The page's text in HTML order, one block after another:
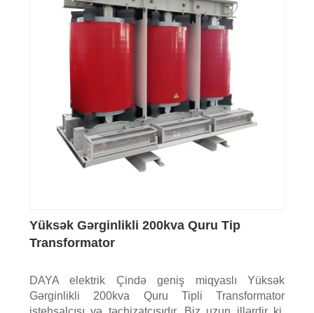
Yüksək Gərginlikli 200kva Quru Tip
Transformator
DAYA elektrik Çində geniş miqyaslı Yüksək
Gərginlikli 200kva Quru Tipli Transformator